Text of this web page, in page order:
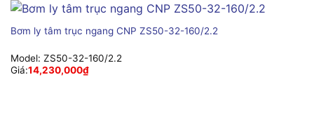
Bơm ly tâm trục ngang CNP ZS50-32-160/2.2
Model: ZS50-32-160/2.2
Giá:14,230,000₫